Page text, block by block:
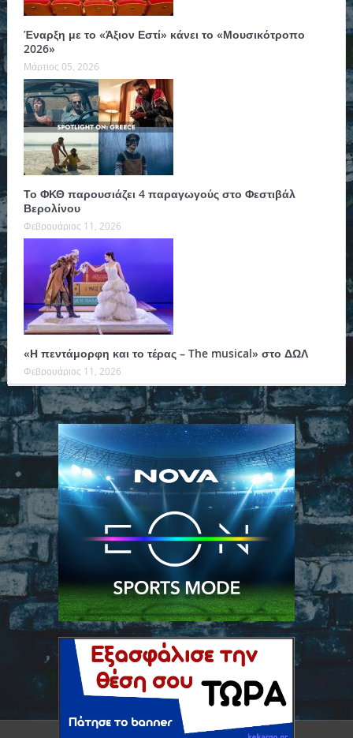
Έναρξη με το «Άξιον Εστί» κάνει το «Μουσικότροπο
2026»
Μάρτιος 05, 2026
Το ΦΚΘ παρουσιάζει 4 παραγωγούς στο Φεστιβάλ
Βερολίνου
Φεβρουάριος 11, 2026
«Η πεντάμορφη και το τέρας – The musical» στο ΔΩΛ
Φεβρουάριος 11, 2026